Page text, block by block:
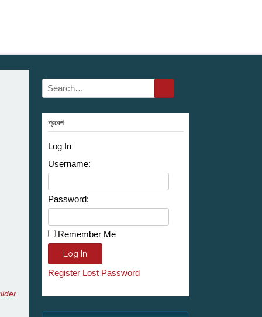
প্রবেশ
Log In
Username:
Password:
Remember Me
Alternative:
Log In
Register Lost Password